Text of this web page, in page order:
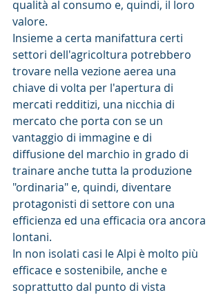
qualità al consumo e, quindi, il loro
valore.
Insieme a certa manifattura certi
settori dell'agricoltura potrebbero
trovare nella vezione aerea una
chiave di volta per l'apertura di
mercati redditizi, una nicchia di
mercato che porta con se un
vantaggio di immagine e di
diffusione del marchio in grado di
trainare anche tutta la produzione
"ordinaria" e, quindi, diventare
protagonisti di settore con una
efficienza ed una efficacia ora ancora
lontani.
In non isolati casi le Alpi è molto più
efficace e sostenibile, anche e
soprattutto dal punto di vista